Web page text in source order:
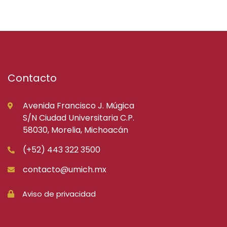
Contacto
Avenida Francisco J. Múgica
S/N Ciudad Universitaria C.P.
58030, Morelia, Michoacán
(+52) 443 322 3500
contacto@umich.mx
Aviso de privacidad